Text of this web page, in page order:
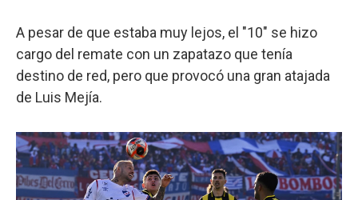
A pesar de que estaba muy lejos, el "10" se hizo
cargo del remate con un zapatazo que tenía
destino de red, pero que provocó una gran atajada
de Luis Mejía.